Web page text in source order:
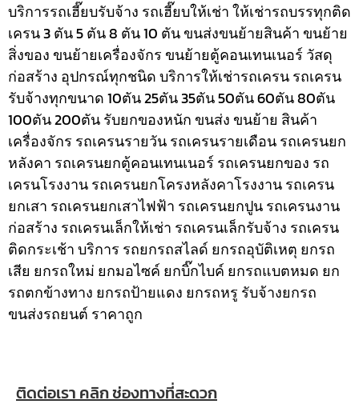
บริการรถเฮี๊ยบรับจ้าง รถเฮี๊ยบให้เช่า ให้เช่ารถบรรทุกติด
เครน 3 ตัน 5 ตัน 8 ตัน 10 ตัน ขนส่งขนย้ายสินค้า ขนย้าย
สิ่งของ ขนย้ายเครื่องจักร ขนย้ายตู้คอนเทนเนอร์ วัสดุ
ก่อสร้าง อุปกรณ์ทุกชนิดบริการให้เช่ารถเครน รถเครน
รับจ้างทุกขนาด 10ตัน 25ตัน 35ตัน 50ตัน 60ตัน 80ตัน
100ตัน 200ตัน รับยกของหนัก ขนส่ง ขนย้าย สินค้า
เครื่องจักร รถเครนรายวัน รถเครนรายเดือน รถเครนยก
หลังคา รถเครนยกตู้คอนเทนเนอร์ รถเครนยกของ รถ
เครนโรงงาน รถเครนยกโครงหลังคาโรงงาน รถเครน
ยกเสา รถเครนยกเสาไฟฟ้า รถเครนยกปูน รถเครนงาน
ก่อสร้าง รถเครนเล็กให้เช่า รถเครนเล็กรับจ้าง รถเครน
ติดกระเช้าบริการ รถยกรถสไลด์ ยกรถอุบัติเหตุ ยกรถ
เสีย ยกรถใหม่ ยกมอไซค์ ยกบิ๊กไบค์ ยกรถแบตหมด ยก
รถตกข้างทาง ยกรถป้ายแดง ยกรถหรู รับจ้างยกรถ
ขนส่งรถยนต์ ราคาถูก
ติดต่อเรา คลิก ช่องทางที่สะดวก